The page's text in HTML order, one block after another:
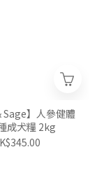
Sage】人參健體
成犬糧 2kg